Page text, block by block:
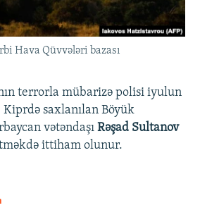
Hava Qüvvələri bazası
terrorla mübarizə polisi iyulun
saxlanılan Böyük
vətəndaşı Rəşad Sultanov
ittiham olunur.